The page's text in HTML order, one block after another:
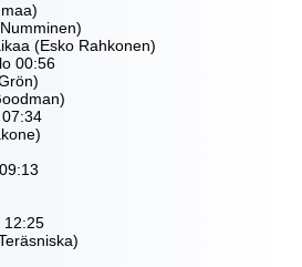
(Esko Rahkonen)
00:56
12:25